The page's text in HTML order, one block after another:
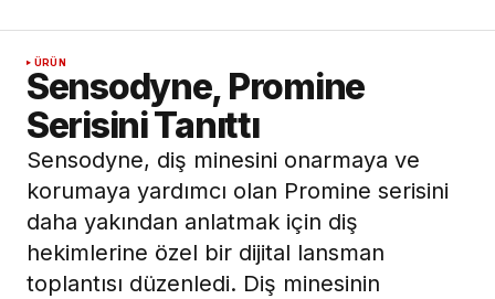
ÜRÜN
Sensodyne, Promine
Serisini Tanıttı
Sensodyne, diş minesini onarmaya ve
korumaya yardımcı olan Promine serisini
daha yakından anlatmak için diş
hekimlerine özel bir dijital lansman
toplantısı düzenledi. Diş minesinin